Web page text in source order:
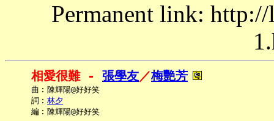
Permanent link:
相愛很難 - 張學友／梅艷芳
     曲︰陳輝陽@好好笑
     詞︰
林夕
     編︰陳輝陽@好好笑